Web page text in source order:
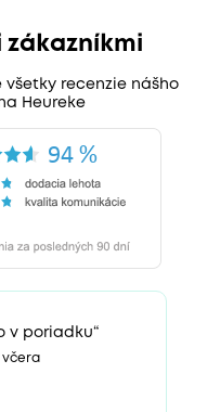
zákazníkmi
recenzie nášho
Heureke
v poriadku“
včera